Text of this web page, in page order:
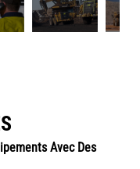
Avec Des